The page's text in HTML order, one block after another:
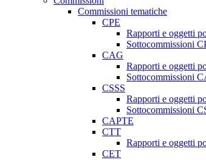
Commissioni tematiche
CPE
Rapporti e oggetti
Sottocommissioni
CAG
Rapporti e oggetti
Sottocommissioni
CSSS
Rapporti e oggetti
Sottocommissioni
CAPTE
CTT
Rapporti e oggetti
CET